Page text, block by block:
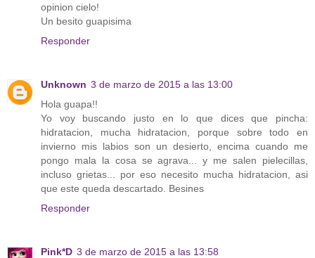
opinion cielo!
Un besito guapisima
Responder
Unknown 3 de marzo de 2015 a las 13:00
Hola guapa!!
Yo voy buscando justo en lo que dices que pincha:
hidratacion, mucha hidratacion, porque sobre todo en
invierno mis labios son un desierto, encima cuando me
pongo mala la cosa se agrava... y me salen pielecillas,
incluso grietas... por eso necesito mucha hidratacion, asi
que este queda descartado. Besines
Responder
Pink*D 3 de marzo de 2015 a las 13:58